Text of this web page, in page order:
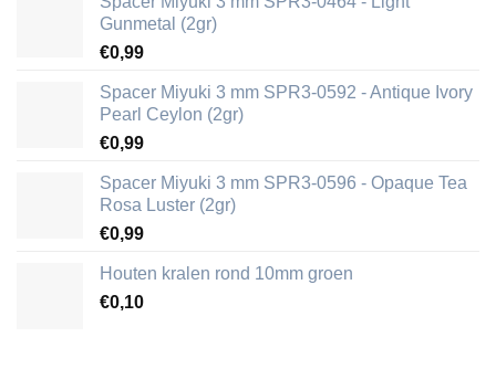
Gunmetal (2gr)
€0,99
Spacer Miyuki 3 mm SPR3-0592 - Antique Ivory
Pearl Ceylon (2gr)
€0,99
Spacer Miyuki 3 mm SPR3-0596 - Opaque Tea
Rosa Luster (2gr)
€0,99
Houten kralen rond 10mm groen
€0,10